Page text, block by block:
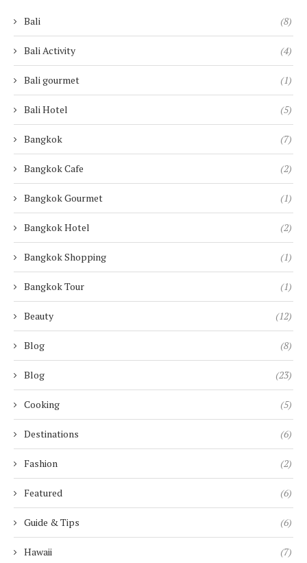
Bali (8)
Bali Activity (4)
Bali gourmet (1)
Bali Hotel (5)
Bangkok (7)
Bangkok Cafe (2)
Bangkok Gourmet (1)
Bangkok Hotel (2)
Bangkok Shopping (1)
Bangkok Tour (1)
Beauty (12)
Blog (8)
Blog (23)
Cooking (5)
Destinations (6)
Fashion (2)
Featured (6)
Guide & Tips (6)
Hawaii (7)